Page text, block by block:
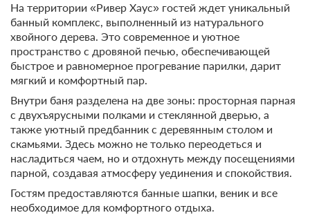
незабываемого отдыха в гармонии с природой и уютом дома.
55м2
x2 Две кровати King-size
Одна диван-кровать
Телевизор Wi-Fi
4 гостя
Моментальное подтверждение
В стоимость входит:
Стандартный тариф, Без питания
Бесплатная отмена до 14 августа 2026 23:59; При отмене
после 15 августа 2026 00:00 оплата не возвращается
Требуется внесение 50% предоплаты на условиях -1
руб сейчас и 0 руб до 12.08.2026, 15:00
На территории «Ривер Хаус» гостей ждет уникальный
банный комплекс, выполненный из натурального
хвойного дерева. Это современное и уютное
пространство с дровяной печью, обеспечивающей
быстрое и равномерное прогревание парилки, дарит
мягкий и комфортный пар.
Внутри баня разделена на две зоны: просторная парная
с двухъярусными полками и стеклянной дверью, а
также уютный предбанник с деревянным столом и
скамьями. Здесь можно не только переодеться и
насладиться чаем, но и отдохнуть между посещениями
парной, создавая атмосферу уединения и спокойствия.
Гостям предоставляются банные шапки, веник и все
необходимое для комфортного отдыха.